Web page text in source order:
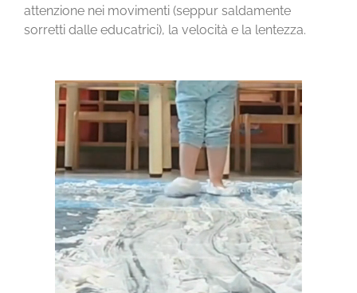
attenzione nei movimenti (seppur saldamente
sorretti dalle educatrici), la velocità e la lentezza.